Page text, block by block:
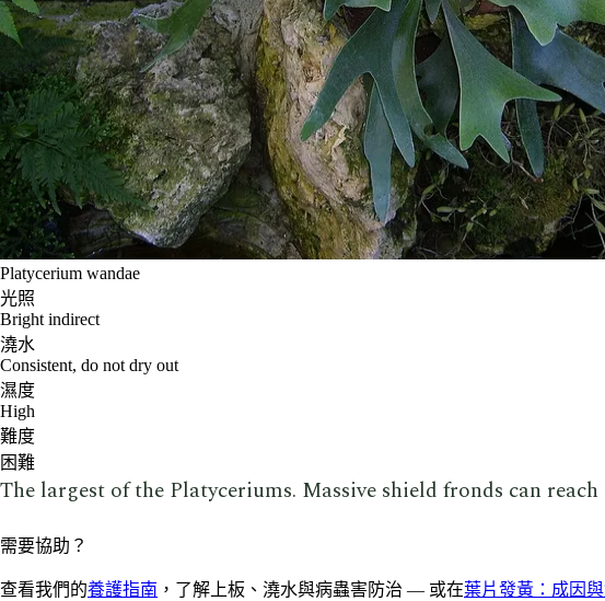
Platycerium wandae
光照
Bright indirect
澆水
Consistent, do not dry out
濕度
High
難度
困難
The largest of the Platyceriums. Massive shield fronds can
需要協助？
查看我們的養護指南 ，了解上板、澆水與病蟲害防治 — 或在葉片發黃：成因